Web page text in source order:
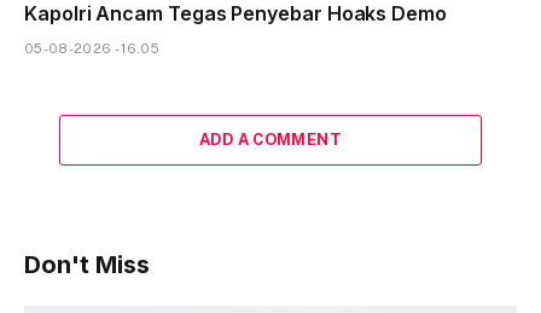
Kapolri Ancam Tegas Penyebar Hoaks Demo
05-08-2026 - 16.05
ADD A COMMENT
Don't Miss